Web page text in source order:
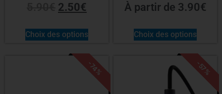
2.50€
Choix des options
À partir de 3.90€
Choix des options
-74% -57%